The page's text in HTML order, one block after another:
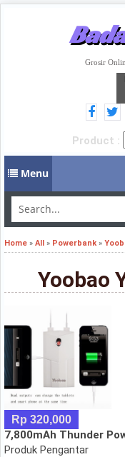
Grosir
Product :
Menu
Home » All » Powerbank »
Yoobao
Rp 320,000
7,800mAh Thunder
Produk Pengantar